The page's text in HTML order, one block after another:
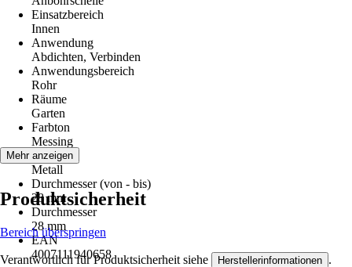
Einsatzbereich
Innen
Anwendung
Abdichten, Verbinden
Anwendungsbereich
Rohr
Räume
Garten
Farbton
Messing
Material
Metall
Durchmesser (von - bis)
28 mm
Durchmesser
28 mm
EAN
4007111940658
Mehr anzeigen
Produktsicherheit
Bereich überspringen
Verantwortlich für Produktsicherheit siehe Herstellerinformationen .